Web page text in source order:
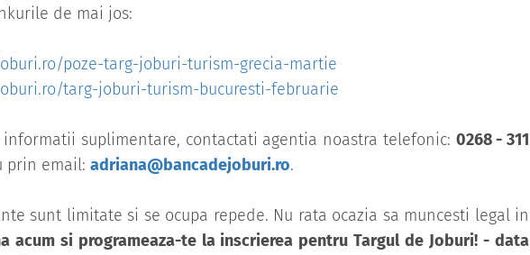
de mai jos:
poze-targ-joburi-turism-grecia-martie
targ-joburi-turism-bucuresti-februarie
suplimentare, contactati agentia noastra telefonic: 0268 - 311
prin email: adriana@bancadejoburi.ro.
sunt limitate si se ocupa repede. Nu rata ocazia sa muncesti legal in
acum si programeaza-te la inscrierea pentru Targul de Joburi! - data